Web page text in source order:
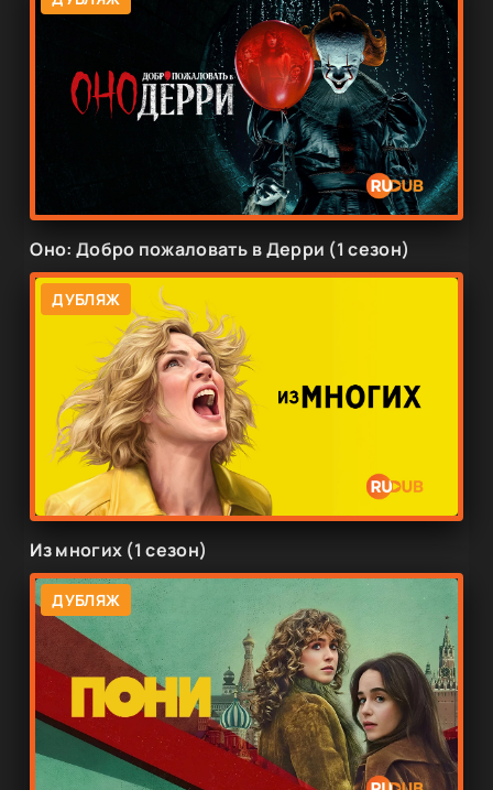
Оно: Добро пожаловать в Дерри (1 сезон)
ДУБЛЯЖ
Из многих (1 сезон)
ДУБЛЯЖ